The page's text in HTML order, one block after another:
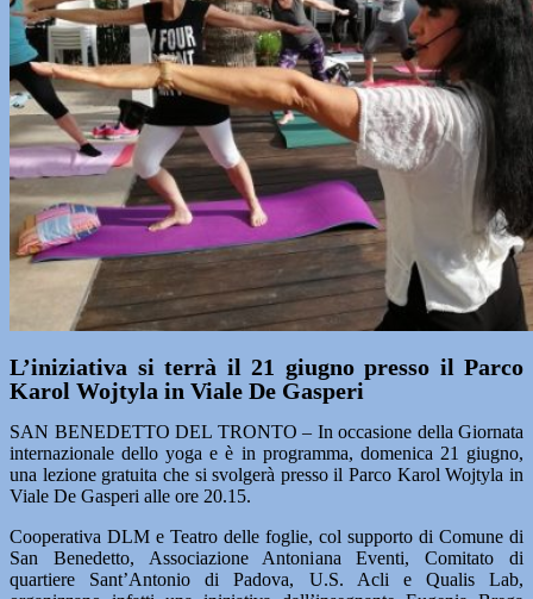
L’iniziativa si terrà il 21 giugno presso il Parco
Karol Wojtyla in Viale De Gasperi
SAN BENEDETTO DEL TRONTO – In occasione della Giornata
internazionale dello yoga e è in programma, domenica 21 giugno,
una lezione gratuita che si svolgerà presso il Parco Karol Wojtyla in
Viale De Gasperi alle ore 20.15.
Cooperativa DLM e Teatro delle foglie, col supporto di Comune di
San Benedetto, Associazione Antoniana Eventi, Comitato di
quartiere Sant’Antonio di Padova, U.S. Acli e Qualis Lab,